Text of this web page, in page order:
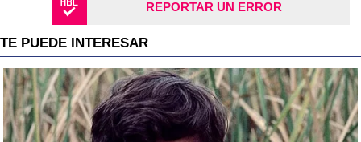
REPORTAR UN ERROR